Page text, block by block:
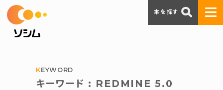
KEYWORD
キーワード : REDMINE 5.0
本を探す